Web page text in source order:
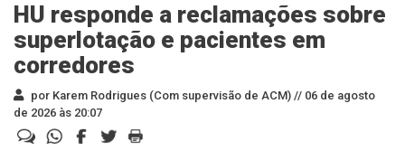
HU responde a reclamações sobre
superlotação e pacientes em
corredores
por Karem Rodrigues (Com supervisão de ACM) // 06 de agosto
de 2026 às 20:07